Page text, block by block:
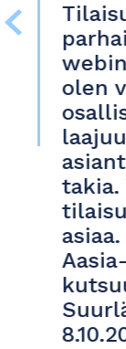
olen
takia.